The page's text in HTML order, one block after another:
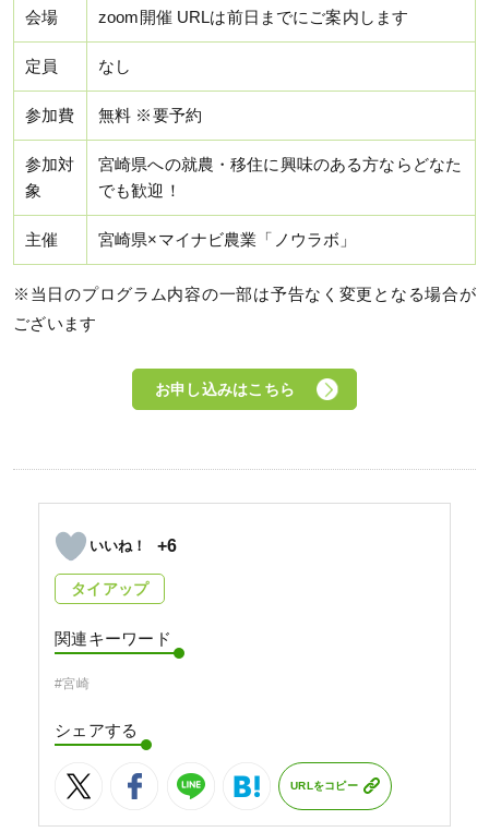
会場 zoom開催 URLは前日までにご案内します
定員 なし
参加費 無料 ※要予約
参加対
象
宮崎県への就農・移住に興味のある方ならどなた
でも歓迎！
主催 宮崎県×マイナビ農業「ノウラボ」
※当日のプログラム内容の一部は予告なく変更となる場合が
ございます
お申し込みはこちら
+6
タイアップ
関連キーワード
#宮崎
シェアする
URLをコピー